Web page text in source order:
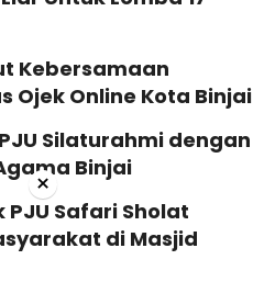
Kebersamaan
Ojek Online Kota Binjai
Silaturahmi dengan
Binjai
Safari Sholat
di Masjid
×